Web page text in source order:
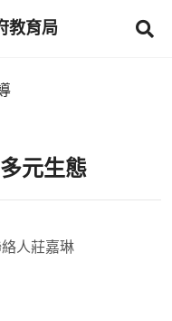
教育局
元生態
人莊嘉琳